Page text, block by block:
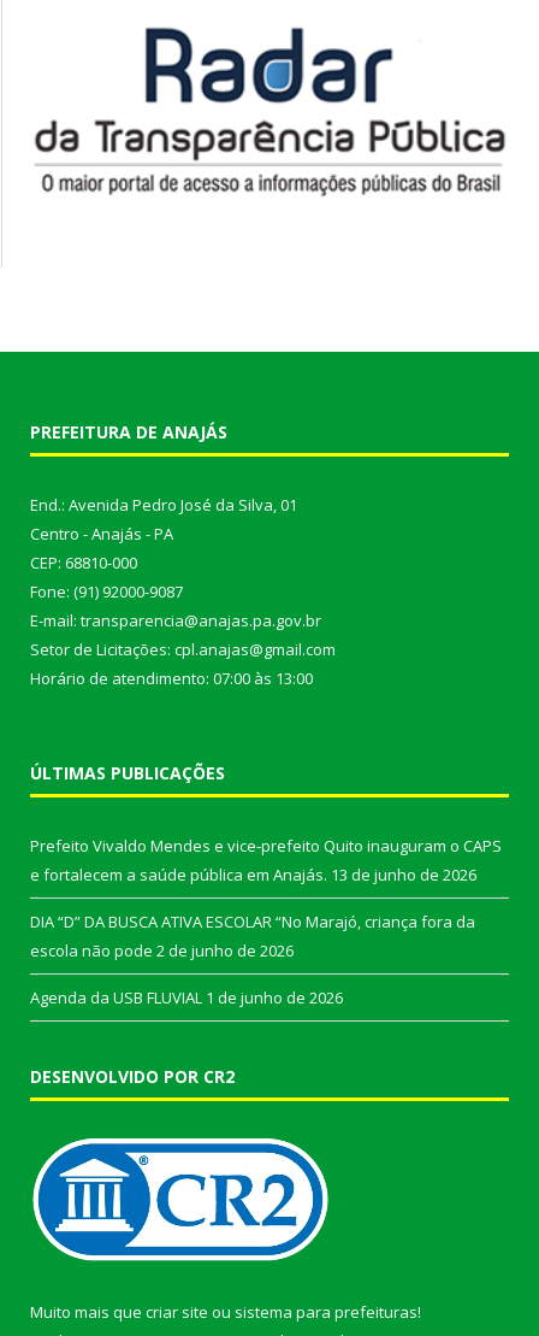
PREFEITURA DE ANAJÁS
End.: Avenida Pedro José da Silva, 01
Centro - Anajás - PA
CEP: 68810-000
Fone: (91) 92000-9087
E-mail: transparencia@anajas.pa.gov.br
Setor de Licitações: cpl.anajas@gmail.com
Horário de atendimento: 07:00 às 13:00
ÚLTIMAS PUBLICAÇÕES
Prefeito Vivaldo Mendes e vice-prefeito Quito inauguram o CAPS
e fortalecem a saúde pública em Anajás. 13 de junho de 2026
DIA “D” DA BUSCA ATIVA ESCOLAR “No Marajó, criança fora da
escola não pode 2 de junho de 2026
Agenda da USB FLUVIAL 1 de junho de 2026
DESENVOLVIDO POR CR2
Muito mais que criar site ou sistema para prefeituras!